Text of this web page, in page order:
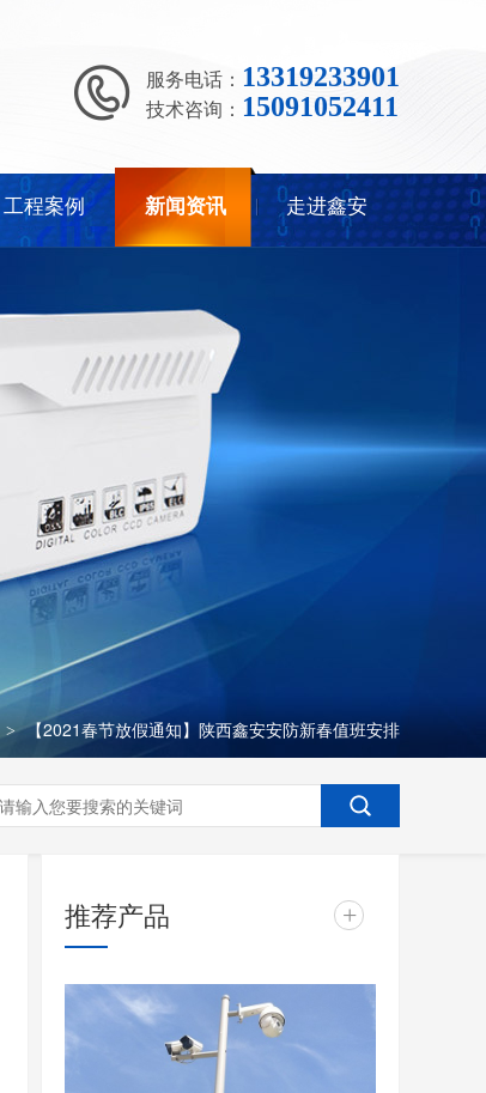
服务电话： 13319233901
技术咨询： 15091052411
工程案例 新闻资讯 走进鑫安
> 【2021春节放假通知】陕西鑫安安防新春值班安排
推荐产品 +